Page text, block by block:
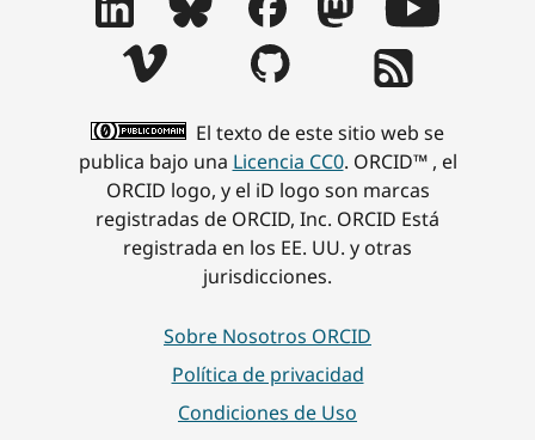
El texto de este sitio web se
publica bajo una Licencia CC0. ORCID™ , el
ORCID logo, y el iD logo son marcas
registradas de ORCID, Inc. ORCID Está
registrada en los EE. UU. y otras
jurisdicciones.
Sobre Nosotros ORCID
Política de privacidad
Condiciones de Uso